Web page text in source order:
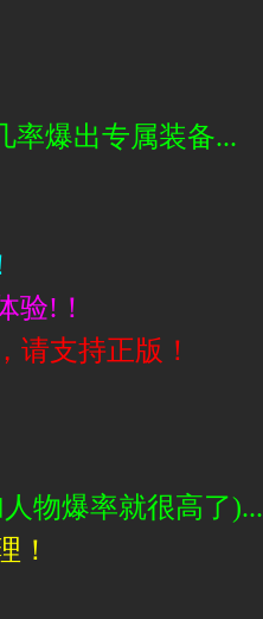
率爆出专属装备...
验!！
请支持正版！
物爆率就很高了)...
！